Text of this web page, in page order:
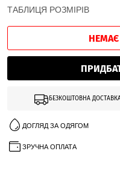
ТАБЛИЦЯ РОЗМІРІВ
НЕМАЄ
БЕЗКОШТОВНА
ДОГЛЯД ЗА ОДЯГОМ
ЗРУЧНА ОПЛАТА